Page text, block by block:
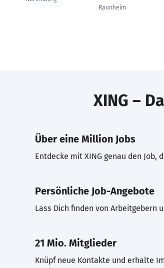
Raunheim
XING –
Über eine Million Jobs
Entdecke mit XING genau den Job,
Persönliche Job-Angebote
Lass Dich finden von Arbeitgebern
21 Mio. Mitglieder
Knüpf neue Kontakte und erhalte